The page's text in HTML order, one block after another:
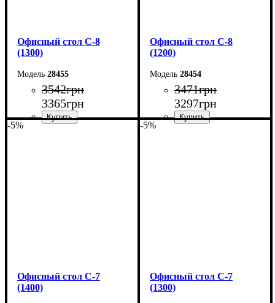
Офисный стол С-8
(1300)
28455
3542грн
3365грн
Офисный стол С-8
(1200)
28454
3471грн
3297грн
-5%
Офисный стол С-7
(1400)
-5%
Офисный стол С-7
(1300)